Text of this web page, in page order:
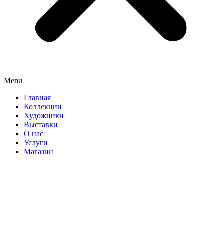
Menu
Главная
Коллекции
Художники
Выставки
О нас
Услуги
Магазин